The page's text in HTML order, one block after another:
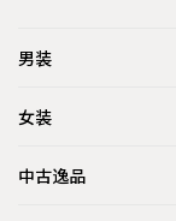
男装
女装
中古逸品